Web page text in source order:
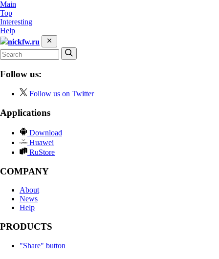
Main
Top
Interesting
Help
nickfw.ru
Follow us:
Follow us on Twitter
Applications
Download
Huawei
RuStore
COMPANY
About
News
Help
PRODUCTS
"Share" button